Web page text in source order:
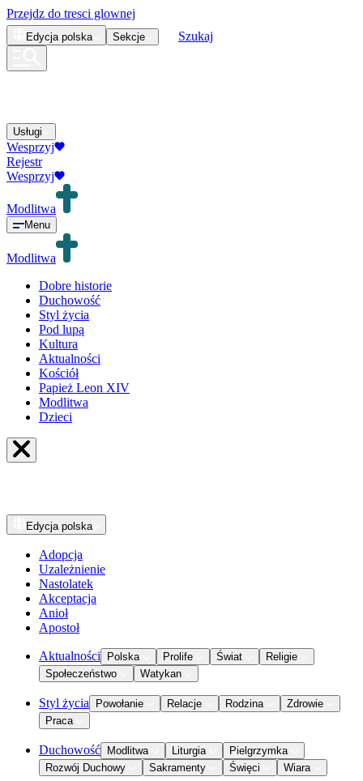
Przejdz do tresci glownej
Edycja polska Sekcje Szukaj
Usługi
Wesprzyj
Rejestr
Wesprzyj
Modlitwa
Menu
Modlitwa
Dobre historie
Duchowość
Styl życia
Pod lupą
Kultura
Aktualności
Kościół
Papież Leon XIV
Modlitwa
Dzieci
Edycja polska
Adopcja
Uzależnienie
Nastolatek
Akceptacja
Anioł
Apostoł
Aktualności Polska Prolife Świat
Religie
Społeczeństwo
Watykan
Styl życia Powołanie Relacje Rodzina
Zdrowie
Praca
Duchowość Modlitwa Liturgia
Pielgrzymka
Rozwój Duchowy
Sakramenty Święci Wiara